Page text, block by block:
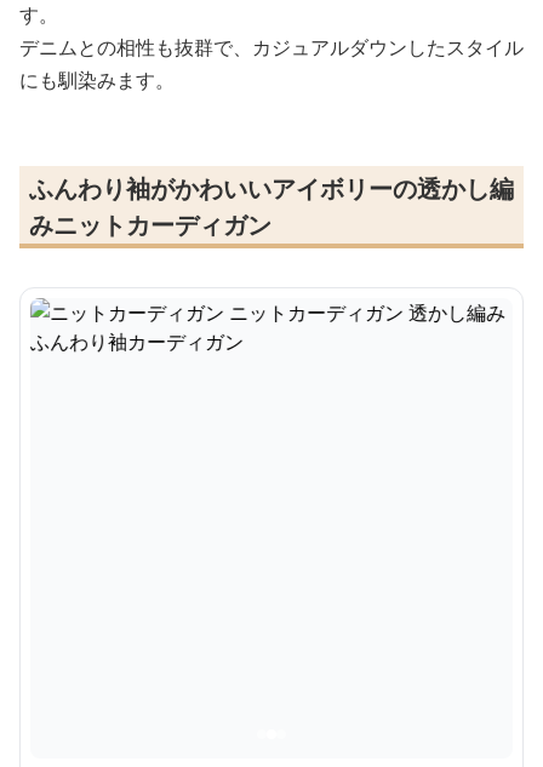
す。
デニムとの相性も抜群で、カジュアルダウンしたスタイル
にも馴染みます。
ふんわり袖がかわいいアイボリーの透かし編
みニットカーディガン